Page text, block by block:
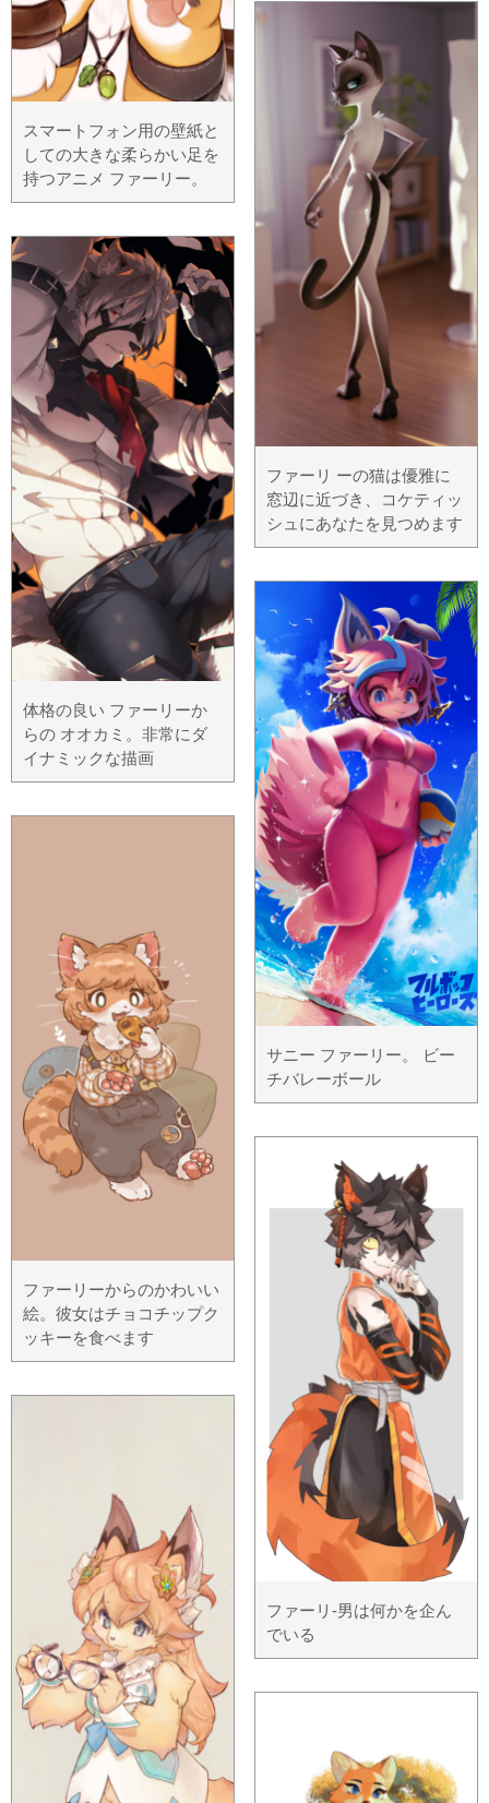
スマートフォン用の壁紙と
しての大きな柔らかい足を
持つアニメ ファーリー。
体格の良い ファーリーか
らの オオカミ。非常にダ
イナミックな描画
ファーリーからのかわいい
絵。彼女はチョコチップク
ッキーを食べます
ファーリ ーの猫は優雅に
窓辺に近づき、コケティッ
シュにあなたを見つめます
サニー ファーリー。 ビー
チバレーボール
ファーリ-男は何かを企ん
でいる